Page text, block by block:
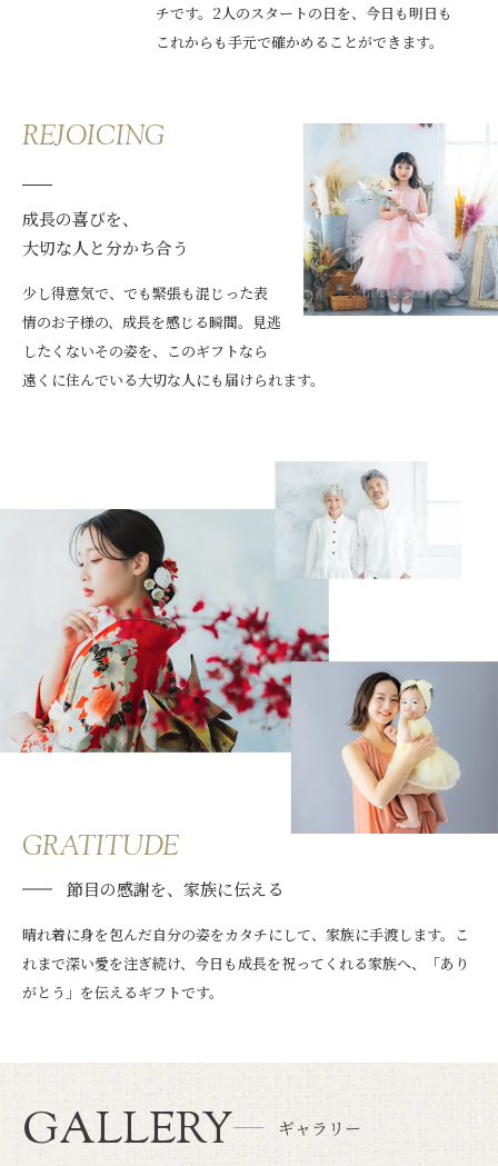
チです。2人のスタートの日を、今日も明日も
これからも手元で確かめることができます。
REJOICING
成長の喜びを、
大切な人と分かち合う
少し得意気で、でも緊張も混じった表
情のお子様の、成長を感じる瞬間。見逃
したくないその姿を、このギフトなら
遠くに住んでいる大切な人にも届けられます。
GRATITUDE
節目の感謝を、家族に伝える
晴れ着に身を包んだ自分の姿をカタチにして、家族に手渡します。こ
れまで深い愛を注ぎ続け、今日も成長を祝ってくれる家族へ、「あり
がとう」を伝えるギフトです。
GALLERY ギャラリー